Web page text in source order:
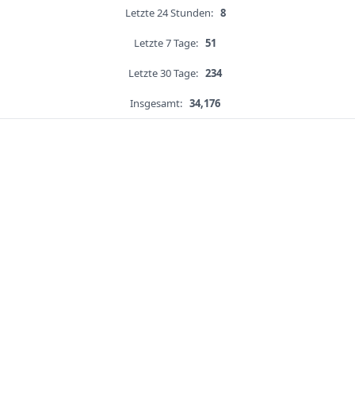
Letzte 24 Stunden: 8
Letzte 7 Tage: 51
Letzte 30 Tage: 234
Insgesamt: 34,176